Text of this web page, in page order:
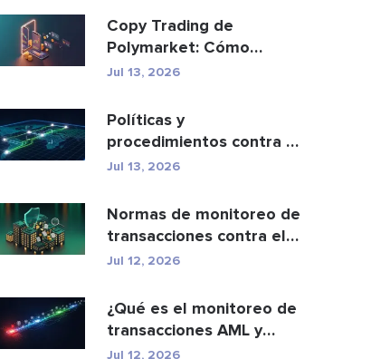
Copy Trading de
Polymarket: Cómo
replicar las principales
Jul 13, 2026
Políticas y
procedimientos contra el
blanqueo de capitales:
Jul 13, 2026
Normas de monitoreo de
transacciones contra el
lavado de dinero: c...
Jul 12, 2026
¿Qué es el monitoreo de
transacciones AML y
cómo funciona?
Jul 12, 2026